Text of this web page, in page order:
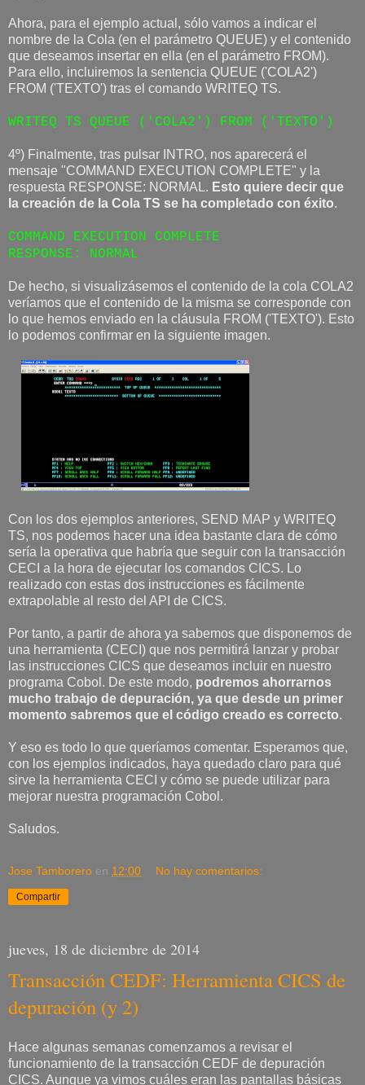
Ahora, para el ejemplo actual, sólo vamos a indicar el
nombre de la Cola (en el parámetro QUEUE) y el contenido
que deseamos insertar en ella (en el parámetro FROM).
Para ello, incluiremos la sentencia QUEUE ('COLA2')
FROM ('TEXTO') tras el comando WRITEQ TS.
WRITEQ TS QUEUE ('COLA2') FROM ('TEXTO')
4º) Finalmente, tras pulsar INTRO, nos aparecerá el
mensaje "COMMAND EXECUTION COMPLETE" y la
respuesta RESPONSE: NORMAL. Esto quiere decir que
la creación de la Cola TS se ha completado con éxito.
COMMAND EXECUTION COMPLETE
RESPONSE: NORMAL
De hecho, si visualizásemos el contenido de la cola COLA2
veríamos que el contenido de la misma se corresponde con
lo que hemos enviado en la cláusula FROM ('TEXTO'). Esto
lo podemos confirmar en la siguiente imagen.
Con los dos ejemplos anteriores, SEND MAP y WRITEQ
TS, nos podemos hacer una idea bastante clara de cómo
sería la operativa que habría que seguir con la transacción
CECI a la hora de ejecutar los comandos CICS. Lo
realizado con estas dos instrucciones es fácilmente
extrapolable al resto del API de CICS.
Por tanto, a partir de ahora ya sabemos que disponemos de
una herramienta (CECI) que nos permitirá lanzar y probar
las instrucciones CICS que deseamos incluir en nuestro
programa Cobol. De este modo, podremos ahorrarnos
mucho trabajo de depuración, ya que desde un primer
momento sabremos que el código creado es correcto.
Y eso es todo lo que queríamos comentar. Esperamos que,
con los ejemplos indicados, haya quedado claro para qué
sirve la herramienta CECI y cómo se puede utilizar para
mejorar nuestra programación Cobol.
Saludos.
Jose Tamborero en 12:00 No hay comentarios:
Compartir
jueves, 18 de diciembre de 2014
Transacción CEDF: Herramienta CICS de
depuración (y 2)
Hace algunas semanas comenzamos a revisar el
funcionamiento de la transacción CEDF de depuración
CICS. Aunque ya vimos cuáles eran las pantallas básicas